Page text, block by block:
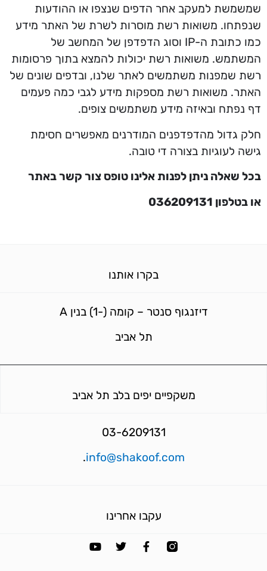
שמשמשת למעקב אחר הדפים שנצפו או ההודעות
שנפתחו. משואות רשת מוסרות לשרת של האתר מידע
כמו כתובת ה-IP וסוג הדפדפן של המחשב של
המשתמש. משואות רשת יכולות להמצא בתוך פרסומות
רשת שמפנות משתמשים לאתר שלנו, ובדפים שונים של
האתר. משואות רשת מספקות מידע לגבי כמה פעמים
דף נפתח ובאיזה מידע משתמשים צופים.
חלק גדול מהדפדפנים המודרנים מאפשרים חסימת
גישה לעוגיות בצורה די טובה.
בכל שאלה ניתן לפנות אלינו טופס צור קשר באתר
או בטלפון 036209131
בקרו אותנו
דיזנגוף סנטר – קומה (-1) בנין A
תל אביב
משקפיים יפים בלב תל אביב
03-6209131
info@shakoof.com
.
עקבו אחרינו